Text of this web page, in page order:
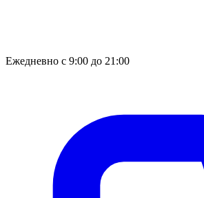
Ежедневно с 9:00 до 21:00
Раздел «Интерактивная карта покрытия
можно ли подключить услугу именно по
Наличие сети рядом с объектом ещё не
мгновенный запуск. На сроки влияют
бригады, состояние трассы, технические
необходимость дополнительных